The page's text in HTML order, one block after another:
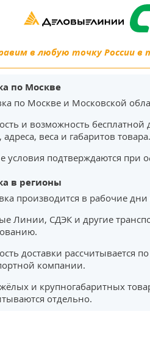
в любую точку России в
по Москве
по Москве и Московской
и возможность бесплатной
адреса, веса и габаритов товара.
условия подтверждаются при
в регионы
производится в рабочие
Линии, СДЭК и другие
доставки рассчитывается
компании.
и крупногабаритных
отдельно.